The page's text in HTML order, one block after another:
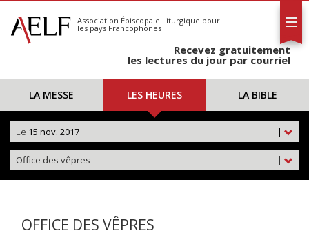
S'abonner
Calendrier
Association Épiscopale Liturgique pour
les pays Francophones
Recevez gratuitement
les lectures du jour par courriel
LA MESSE LES HEURES LA BIBLE
|
Le 15 nov. 2017
|
Office des vêpres
OFFICE DES VÊPRES